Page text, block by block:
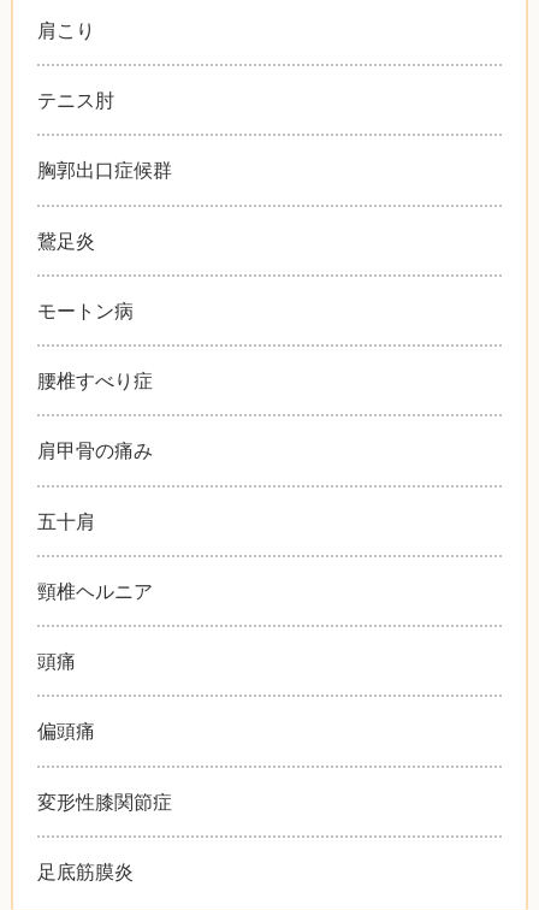
肩こり
テニス肘
胸郭出口症候群
鵞足炎
モートン病
腰椎すべり症
肩甲骨の痛み
五十肩
頸椎ヘルニア
頭痛
偏頭痛
変形性膝関節症
足底筋膜炎